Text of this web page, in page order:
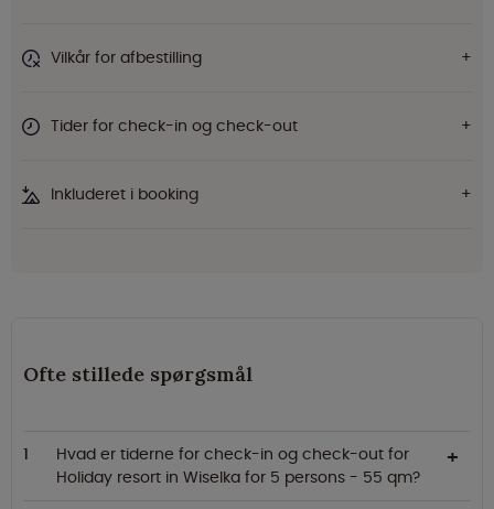
Vilkår for afbestilling
Tider for check-in og check-out
Inkluderet i booking
Ofte stillede spørgsmål
Hvad er tiderne for check-in og check-out for
Holiday resort in Wiselka for 5 persons - 55 qm?